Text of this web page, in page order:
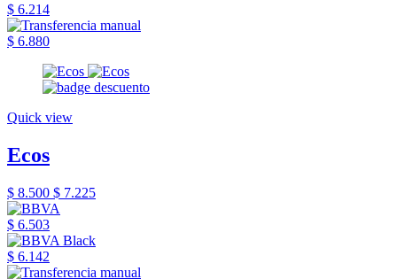
$ 6.214
$ 6.880
Quick view
Ecos
$ 8.500 $ 7.225
$ 6.503
$ 6.142